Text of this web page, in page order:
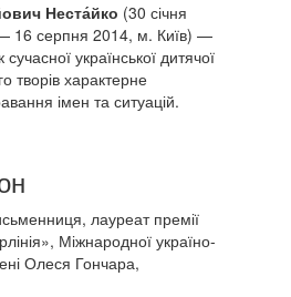
Неста́йко (30 січня
16 серпня 2014, м. Київ) —
української дитячої
творів характерне
імен та ситуацій.
лауреат премії
Міжнародної україно-
Олеся Гончара,